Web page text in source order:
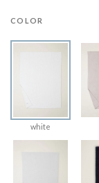
COLOR
white